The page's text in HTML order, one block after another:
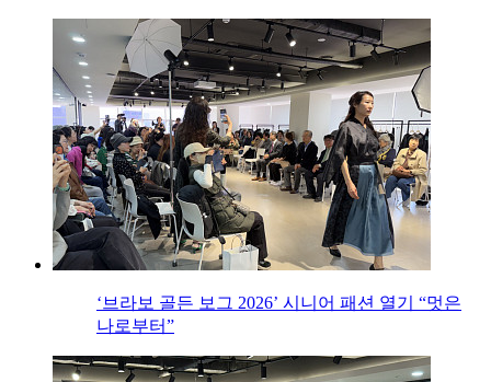
‘브라보 골든 보그 2026’ 시니어 패션 열기 “멋은
나로부터”